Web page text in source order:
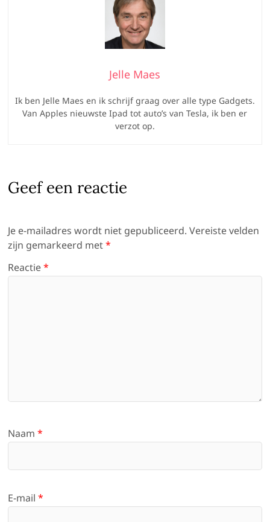
Jelle Maes
Ik ben Jelle Maes en ik schrijf graag over alle type Gadgets.
Van Apples nieuwste Ipad tot auto’s van Tesla, ik ben er
verzot op.
Geef een reactie
Je e-mailadres wordt niet gepubliceerd. Vereiste velden
zijn gemarkeerd met*
Reactie*
Naam*
E-mail*